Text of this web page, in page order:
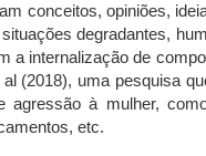
conceitos, opiniões,
degradantes,
a internalização de
(2018), uma pesquisa
agressão à mulher,
etc.